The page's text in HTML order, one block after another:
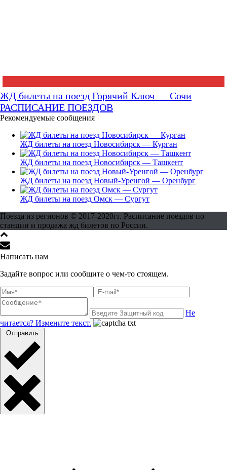
ЖД билеты на поезд Горячий Ключ — Сочи
РАСПИСАНИЕ ПОЕЗДОВ
Рекомендуемые сообщения
ЖД билеты на поезд Новосибирск — Курган
ЖД билеты на поезд Новосибирск — Ташкент
ЖД билеты на поезд Новый-Уренгой — Оренбург
ЖД билеты на поезд Омск — Сургут
Поезда из регионов © 2017-2020гг. Расписание поездов по
станции и продажа жд билетов по России.
Написать нам
Задайте вопрос или сообщите о чем-то стоящем.
Не
читается? Измените текст.
Отправить